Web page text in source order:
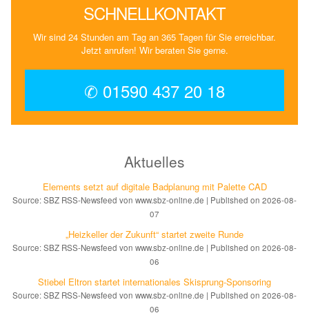
SCHNELLKONTAKT
Wir sind 24 Stunden am Tag an 365 Tagen für Sie erreichbar.
Jetzt anrufen! Wir beraten Sie gerne.
✆ 01590 437 20 18
Aktuelles
Elements setzt auf di­gi­ta­le Bad­pla­nung mit Palette CAD
Source: SBZ RSS-Newsfeed von www.sbz-online.de
Published on 2026-08-
07
„Heizkeller der Zu­kunft“ star­tet zwei­te Run­de
Source: SBZ RSS-Newsfeed von www.sbz-online.de
Published on 2026-08-
06
Stiebel Eltron startet internatio­nales Ski­sprung-Spon­soring
Source: SBZ RSS-Newsfeed von www.sbz-online.de
Published on 2026-08-
06